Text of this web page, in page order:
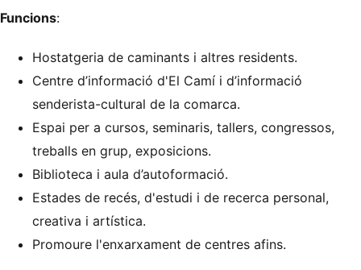
Funcions:
Hostatgeria de caminants i altres residents.
Centre d’informació d'El Camí i d’informació
senderista-cultural de la comarca.
Espai per a cursos, seminaris, tallers, congressos,
treballs en grup, exposicions.
Biblioteca i aula d’autoformació.
Estades de recés, d'estudi i de recerca personal,
creativa i artística.
Promoure l'enxarxament de centres afins.